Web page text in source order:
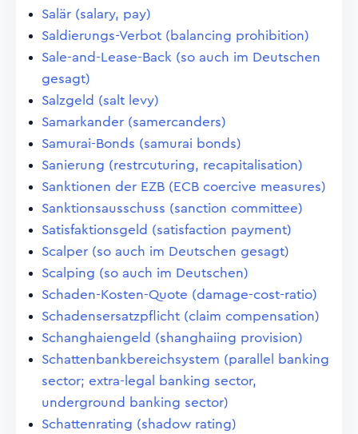
Salär (salary, pay)
Saldierungs-Verbot (balancing prohibition)
Sale-and-Lease-Back (so auch im Deutschen
gesagt)
Salzgeld (salt levy)
Samarkander (samercanders)
Samurai-Bonds (samurai bonds)
Sanierung (restrcuturing, recapitalisation)
Sanktionen der EZB (ECB coercive measures)
Sanktionsausschuss (sanction committee)
Satisfaktionsgeld (satisfaction payment)
Scalper (so auch im Deutschen gesagt)
Scalping (so auch im Deutschen)
Schaden-Kosten-Quote (damage-cost-ratio)
Schadensersatzpflicht (claim compensation)
Schanghaiengeld (shanghaiing provision)
Schattenbankbereichsystem (parallel banking
sector; extra-legal banking sector,
underground banking sector)
Schattenrating (shadow rating)